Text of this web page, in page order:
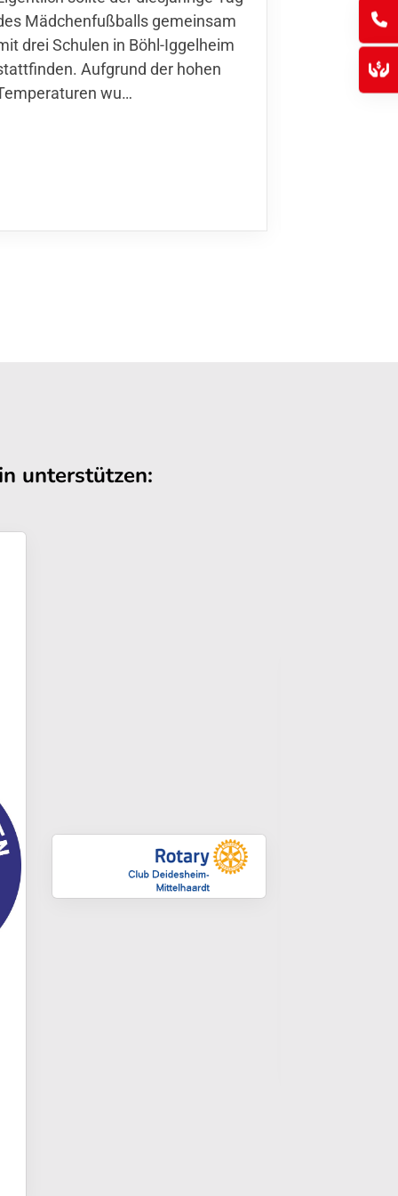
Mädchenfußballs gemeinsam
drei Schulen in Böhl-Iggelheim
Aufgrund der hohen
wu…
den
Finnla…
unterstützen: